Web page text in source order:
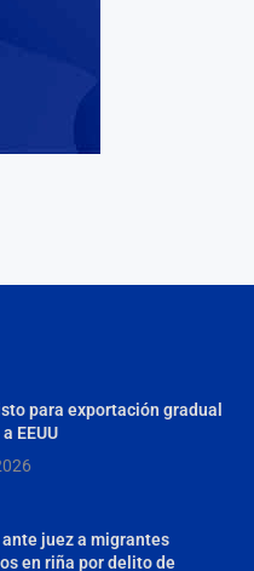
para exportación gradual
EEUU
juez a migrantes
en riña por delito de